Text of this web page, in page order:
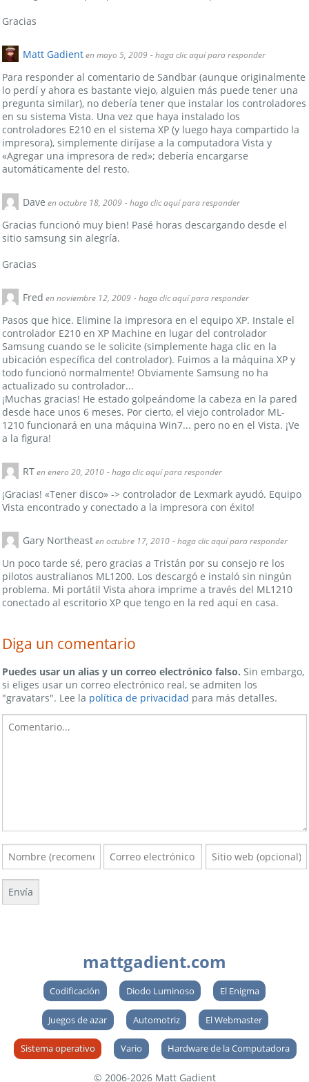
Gracias
Matt Gadienten mayo 5, 2009 - haga clic aquí para responder
Para responder al comentario de Sandbar (aunque originalmente
lo perdí y ahora es bastante viejo, alguien más puede tener una
pregunta similar), no debería tener que instalar los controladores
en su sistema Vista. Una vez que haya instalado los
controladores E210 en el sistema XP (y luego haya compartido la
impresora), simplemente diríjase a la computadora Vista y
«Agregar una impresora de red»; debería encargarse
automáticamente del resto.
Dave en octubre 18, 2009 - haga clic aquí para responder
Gracias funcionó muy bien! Pasé horas descargando desde el
sitio samsung sin alegría.
Gracias
Fred en noviembre 12, 2009 - haga clic aquí para responder
Pasos que hice. Elimine la impresora en el equipo XP. Instale el
controlador E210 en XP Machine en lugar del controlador
Samsung cuando se le solicite (simplemente haga clic en la
ubicación específica del controlador). Fuimos a la máquina XP y
todo funcionó normalmente! Obviamente Samsung no ha
actualizado su controlador...
¡Muchas gracias! He estado golpeándome la cabeza en la pared
desde hace unos 6 meses. Por cierto, el viejo controlador ML-
1210 funcionará en una máquina Win7... pero no en el Vista. ¡Ve
a la figura!
RTen enero 20, 2010 - haga clic aquí para responder
¡Gracias! «Tener disco» -> controlador de Lexmark ayudó. Equipo
Vista encontrado y conectado a la impresora con éxito!
Gary Northeasten octubre 17, 2010 - haga clic aquí para responder
Un poco tarde sé, pero gracias a Tristán por su consejo re los
pilotos australianos ML1200. Los descargó e instaló sin ningún
problema. Mi portátil Vista ahora imprime a través del ML1210
conectado al escritorio XP que tengo en la red aquí en casa.
Diga un comentario
Puedes usar un alias y un correo electrónico falso. Sin embargo,
si eliges usar un correo electrónico real, se admiten los
"gravatars". Lee la política de privacidad para más detalles.
mattgadient.com
Codificación Diodo Luminoso El Enigma
Juegos de azar Automotriz El Webmaster
Sistema operativo Vario Hardware de la Computadora
© 2006-2026 Matt Gadient